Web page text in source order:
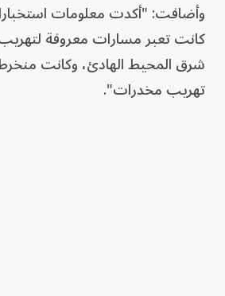
وأضافت: "أكدت معلومات
كانت تعبر مسارات معروفة
شرق المحيط الهادئ، وكانت
تهريب مخدرات".